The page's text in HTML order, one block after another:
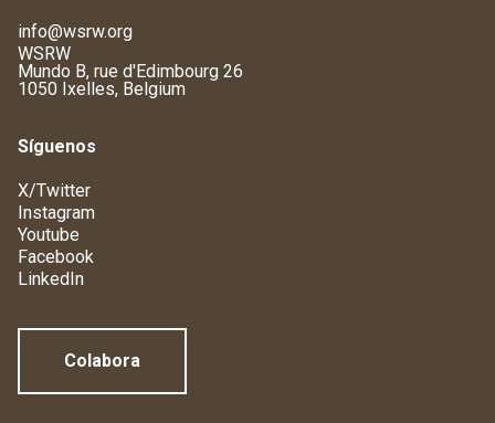
info@wsrw.org
WSRW
Mundo B, rue d'Edimbourg 26
1050 Ixelles, Belgium
Síguenos
X/Twitter
Instagram
Youtube
Facebook
LinkedIn
Colabora